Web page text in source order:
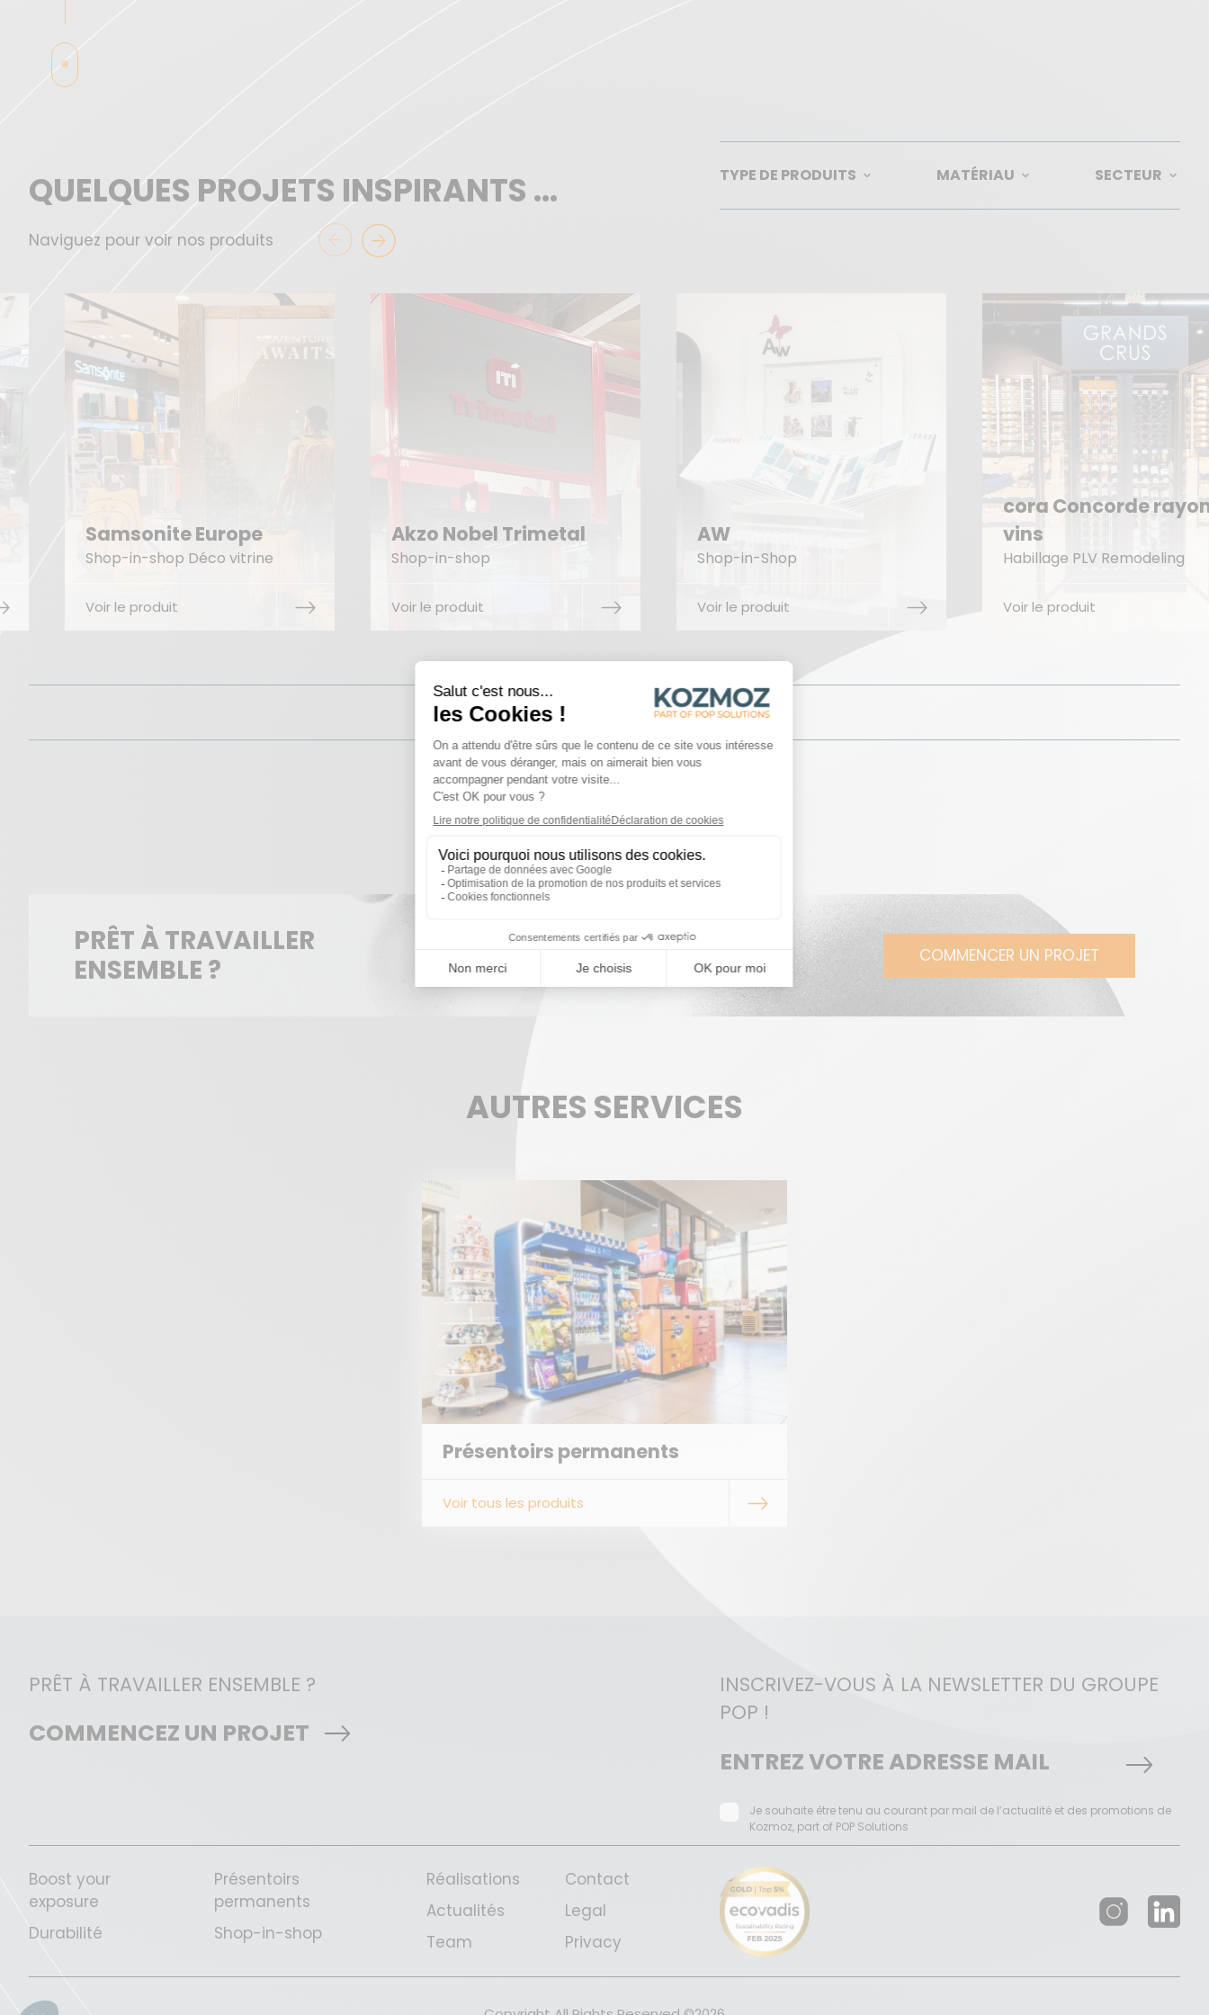
QUELQUES PROJETS INSPIRANTS ... TYPE DE PRODUITS MATÉRIAU SECTEUR
Naviguez pour voir nos produits
Samsonite Europe
Shop-in-shop Déco vitrine
Voir le produit
Akzo Nobel Trimetal
Shop-in-shop
Voir le produit
AW
Shop-in-Shop
Voir le produit
cora Concorde
vins
Habillage PLV Remodeling
Voir le produit
PRÉSENTOIRS PERMANENTS41
TOUTES NOS SOLUTIONS
PRÊT À TRAVAILLER
ENSEMBLE ?
COMMENCER UN PROJET
AUTRES SERVICES
Présentoirs permanents
Voir tous les produits
PRÊT À TRAVAILLER ENSEMBLE ?
COMMENCEZ UN PROJET
INSCRIVEZ-VOUS À LA NEWSLETTER DU GROUPE
POP !
Je souhaite être tenu au courant par mail de l’actualité et des promotions de
Kozmoz, part of POP Solutions
Boost your
exposure
Durabilité
Présentoirs
permanents
Shop-in-shop
Réalisations
Actualités
Team
Contact
Legal
Privacy